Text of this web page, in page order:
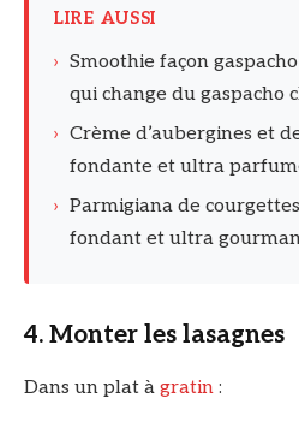
LIRE AUSSI
› Smoothie façon
qui change du gaspacho
› Crème d’aubergines et
fondante et ultra
› Parmigiana de
fondant et ultra
4. Monter les lasagnes
Dans un plat à gratin :